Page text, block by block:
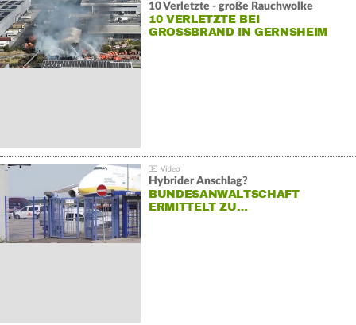
10 Verletzte - große Rauchwolke
10 VERLETZTE BEI
GROSSBRAND IN GERNSHEIM
Hybrider Anschlag?
BUNDESANWALTSCHAFT
ERMITTELT ZU…